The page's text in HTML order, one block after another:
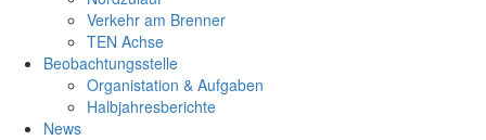
Verkehr am Brenner
TEN Achse
Beobachtungsstelle
Organistation & Aufgaben
Halbjahresberichte
News